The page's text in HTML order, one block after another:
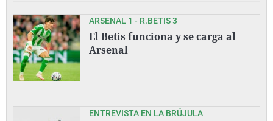
ARSENAL 1 - R.BETIS 3
El Betis funciona y se carga al
Arsenal
ENTREVISTA EN LA BRÚJULA